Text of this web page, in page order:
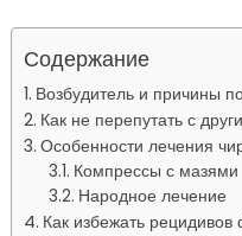
Содержание
Возбудитель и причины
Как не перепутать с
Особенности лечения
Компрессы с мазями
Народное лечение
Как избежать рецидивов